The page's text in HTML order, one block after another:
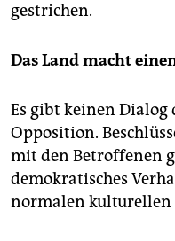
gestrichen.
Das Land macht
Es gibt keinen
Opposition.
mit den Betroffenen
demokratisches
normalen kulturellen